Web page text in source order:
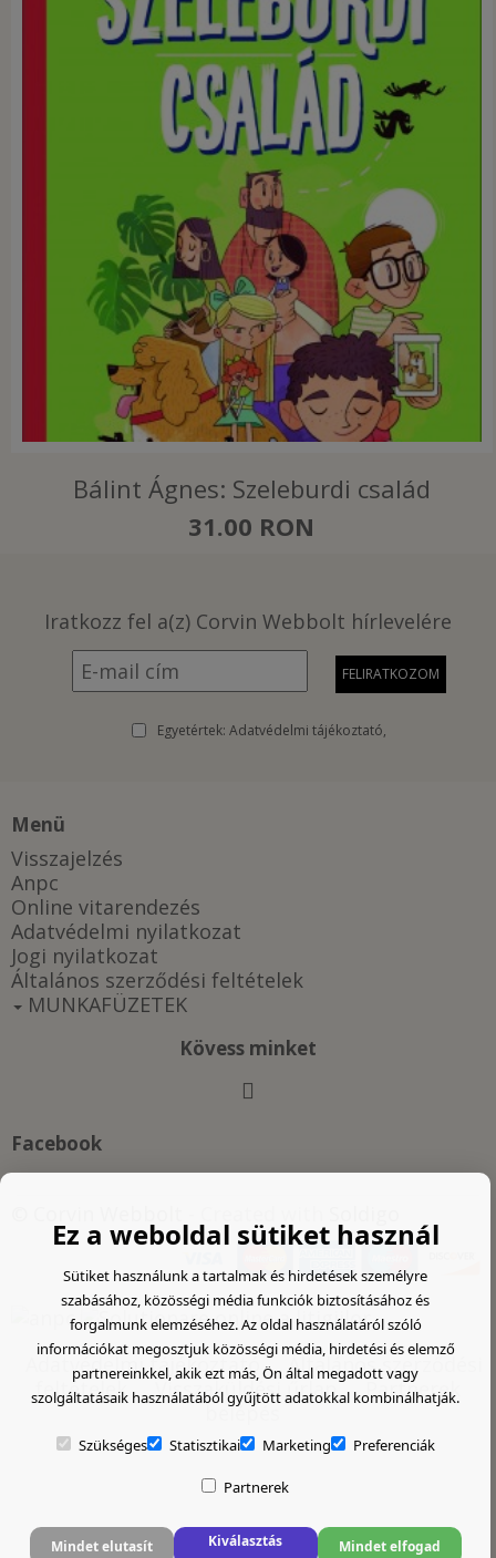
Bálint Ágnes: Szeleburdi család
31.00 RON
Iratkozz fel a(z) Corvin Webbolt hírlevelére
Egyetértek: Adatvédelmi tájékoztató
Menü
Visszajelzés
Anpc
Online vitarendezés
Adatvédelmi nyilatkozat
Jogi nyilatkozat
Általános szerződési feltételek
MUNKAFÜZETEK
Kövess minket
Facebook
Adatvédelmi tájékoztató
Általános szerződési
feltételek
Visszaküldési űrlap
Partnerek
belépés
Ez a weboldal sütiket használ
Sütiket használunk a tartalmak és hirdetések személyre
szabásához, közösségi média funkciók biztosításához és
forgalmunk elemzéséhez. Az oldal használatáról szóló
információkat megosztjuk közösségi média, hirdetési és elemző
partnereinkkel, akik ezt más, Ön által megadott vagy
szolgáltatásaik használatából gyűjtött adatokkal kombinálhatják.
Szükséges Statisztikai Marketing Preferenciák
Partnerek
Mindet elutasít
Kiválasztás
Mindet elfogad